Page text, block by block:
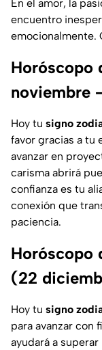
En el amor, la
encuentro
emocionalmente.
Horóscopo
noviembre
Hoy tu signo
favor gracias a tu
avanzar en
carisma abrirá
confianza es tu
conexión que
paciencia.
Horóscopo
(22
Hoy tu signo
para avanzar con
ayudará a